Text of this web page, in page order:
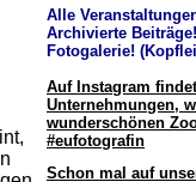
Alle
Archivierte
Fotogalerie!
Auf Instagram
Unternehmungen,
wunderschönen
#eufotografin
Schon mal auf